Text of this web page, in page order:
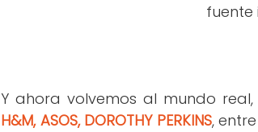
fuente
Y ahora volvemos al mundo
H&M, ASOS, DOROTHY PERKINS,